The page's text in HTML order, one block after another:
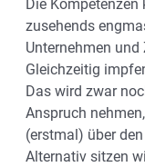
Die Kompetenzen
zusehends
Unternehmen
Gleichzeitig
Das wird zwar
Anspruch
(erstmal) über
Alternativ sitzen